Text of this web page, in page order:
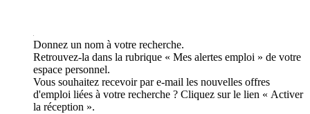
Donnez un nom à votre recherche.
Retrouvez-la dans la rubrique « Mes alertes emploi » de votre
espace personnel.
Vous souhaitez recevoir par e-mail les nouvelles offres
d'emploi liées à votre recherche ? Cliquez sur le lien « Activer
la réception ».